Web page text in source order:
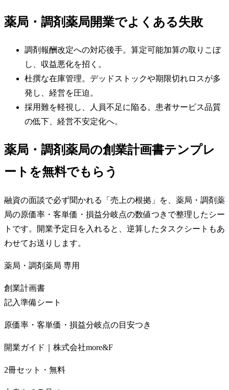
薬局・調剤薬局開業でよくある失敗
調剤報酬改定への対応後手。算定可能加算の取りこぼ
し、収益悪化を招く。
杜撰な在庫管理。デッドストックや期限切れロスが多
発し、経営を圧迫。
採用難を軽視し、人員不足に陥る。患者サービス品質
の低下、経営不安定化へ。
薬局・調剤薬局の創業計画書テンプレ
ートを無料でもらう
融資の面談で必ず聞かれる「売上の根拠」を、薬局・調剤薬
局の原価率・客単価・損益分岐点の数値つきで整理したシー
トです。開業予定日を入れると、逆算したタスクシートもあ
わせてお送りします。
薬局・調剤薬局 専用
創業計画書
記入準備シート
原価率・客単価・損益分岐点の目安つき
開業ガイド｜株式会社more&F
2冊セット・無料